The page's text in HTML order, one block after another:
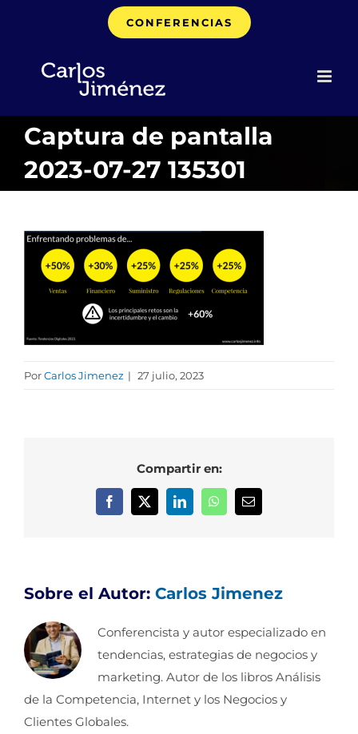
CONFERENCIAS
Captura de pantalla
2023-07-27 135301
PorCarlos Jimenez | 27 julio, 2023
Compartir en:
Facebook
X LinkedInWhatsAppCorreo
Sobre el Autor: Carlos Jimenez
Conferencista y autor especializado en
tendencias, estrategias de negocios y
marketing. Autor de los libros Análisis
de la Competencia, Internet y los Negocios y
Clientes Globales.